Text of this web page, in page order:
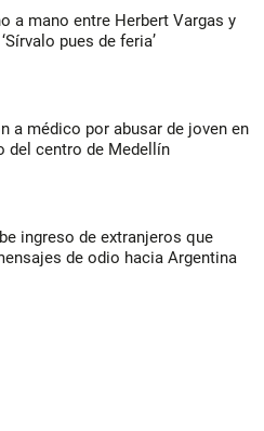
a mano entre Herbert Vargas y
pues de feria’
a médico por abusar de joven en
del centro de Medellín
ingreso de extranjeros que
de odio hacia Argentina